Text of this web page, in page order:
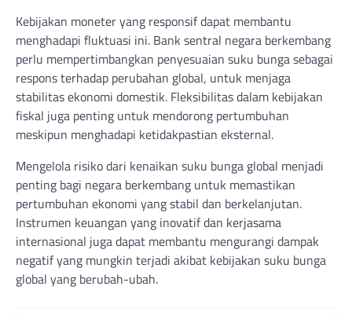
Kebijakan moneter yang responsif dapat membantu
menghadapi fluktuasi ini. Bank sentral negara berkembang
perlu mempertimbangkan penyesuaian suku bunga sebagai
respons terhadap perubahan global, untuk menjaga
stabilitas ekonomi domestik. Fleksibilitas dalam kebijakan
fiskal juga penting untuk mendorong pertumbuhan
meskipun menghadapi ketidakpastian eksternal.
Mengelola risiko dari kenaikan suku bunga global menjadi
penting bagi negara berkembang untuk memastikan
pertumbuhan ekonomi yang stabil dan berkelanjutan.
Instrumen keuangan yang inovatif dan kerjasama
internasional juga dapat membantu mengurangi dampak
negatif yang mungkin terjadi akibat kebijakan suku bunga
global yang berubah-ubah.